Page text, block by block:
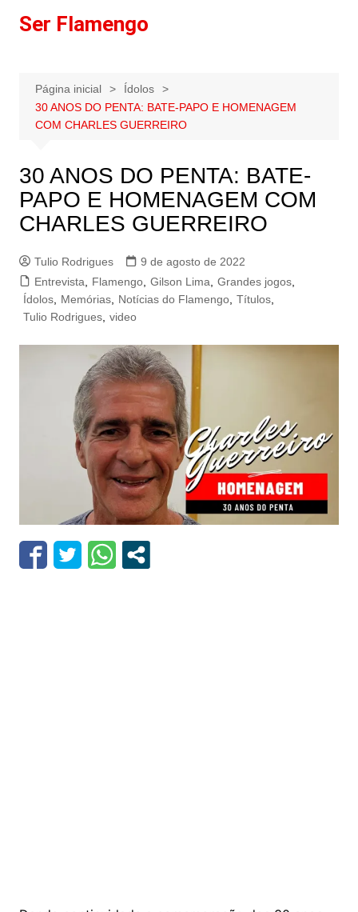
paraSer Flamengo
Página inicial
Ídolos
30 ANOS DO PENTA: BATE-PAPO E HOMENAGEM
COM CHARLES GUERREIRO
30 ANOS DO PENTA: BATE-
PAPO E HOMENAGEM COM
CHARLES GUERREIRO
Tulio Rodrigues
9 de agosto de 2022
Entrevista
Flamengo, Gilson Lima Grandes jogos,
Ídolos, Memórias, Notícias do Flamengo, Títulos,
Tulio Rodrigues, video